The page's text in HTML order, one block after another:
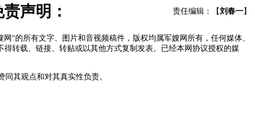
责任编辑：【刘春一】
声明：
"的所有文字、图片和音视频稿件，版权均属军嫂网所有，任何媒体、
得转载、链接、转贴或以其他方式复制发表。已经本网协议授权的媒
其观点和对其真实性负责。